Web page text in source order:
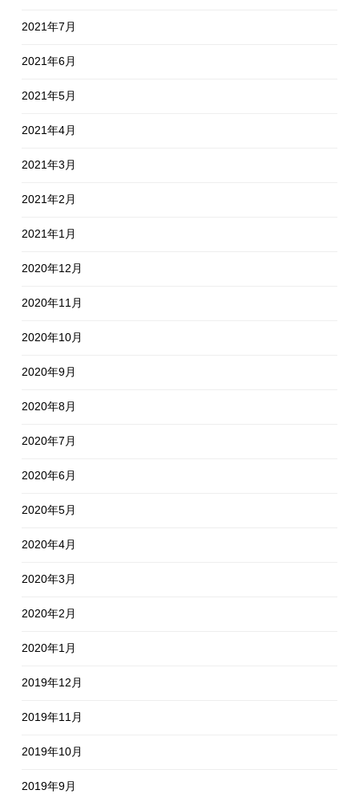
2021年7月
2021年6月
2021年5月
2021年4月
2021年3月
2021年2月
2021年1月
2020年12月
2020年11月
2020年10月
2020年9月
2020年8月
2020年7月
2020年6月
2020年5月
2020年4月
2020年3月
2020年2月
2020年1月
2019年12月
2019年11月
2019年10月
2019年9月